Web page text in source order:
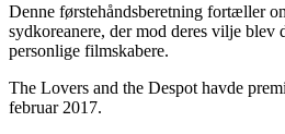
Denne førstehåndsberetning fortæller
sydkoreanere, der mod deres vilje
personlige filmskabere.
The Lovers and the Despot havde
februar 2017.